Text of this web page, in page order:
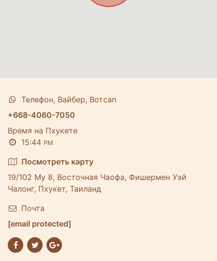
Телефон, Вайбер, Вотсап
+668-4060-7050
Время на Пхукете
15:44 PM
Посмотреть карту
19/102 Му 8, Восточная Чаофа, Фишермен Уэй
Чалонг, Пхукет, Таиланд
Почта
[email protected]